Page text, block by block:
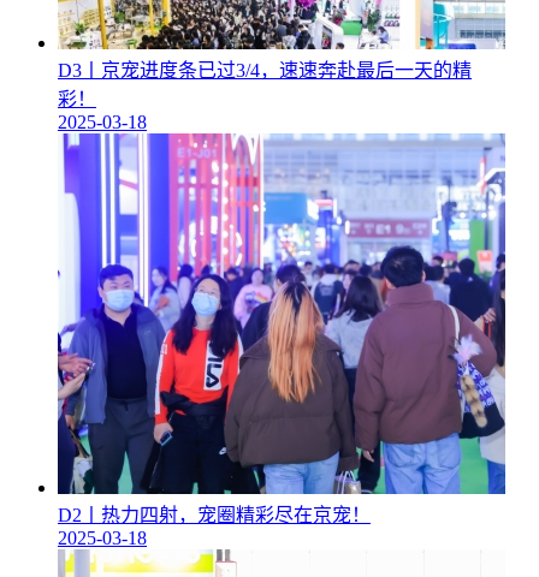
D3丨京宠进度条已过3/4，速速奔赴最后一天的精
彩！
2025-03-18
D2丨热力四射，宠圈精彩尽在京宠！
2025-03-18